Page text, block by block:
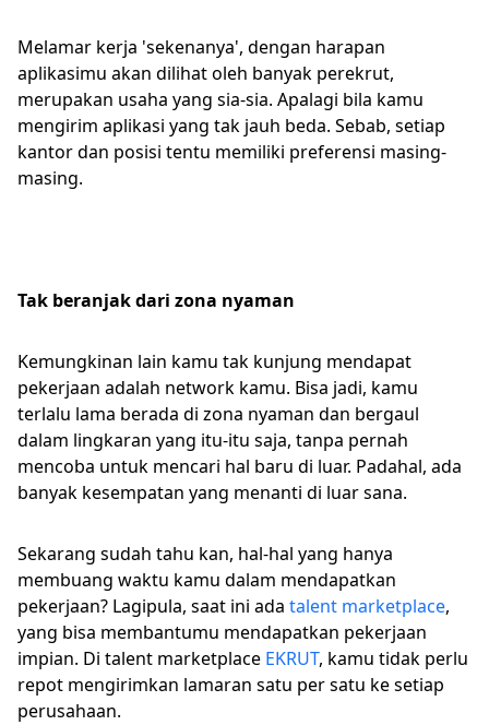
Melamar kerja 'sekenanya', dengan harapan
aplikasimu akan dilihat oleh banyak perekrut,
merupakan usaha yang sia-sia. Apalagi bila kamu
mengirim aplikasi yang tak jauh beda. Sebab, setiap
kantor dan posisi tentu memiliki preferensi masing-
masing.
Tak beranjak dari zona nyaman
Kemungkinan lain kamu tak kunjung mendapat
pekerjaan adalah network kamu. Bisa jadi, kamu
terlalu lama berada di zona nyaman dan bergaul
dalam lingkaran yang itu-itu saja, tanpa pernah
mencoba untuk mencari hal baru di luar. Padahal, ada
banyak kesempatan yang menanti di luar sana.
Sekarang sudah tahu kan, hal-hal yang hanya
membuang waktu kamu dalam mendapatkan
pekerjaan? Lagipula, saat ini ada talent marketplace,
yang bisa membantumu mendapatkan pekerjaan
impian. Di talent marketplace EKRUT, kamu tidak perlu
repot mengirimkan lamaran satu per satu ke setiap
perusahaan.